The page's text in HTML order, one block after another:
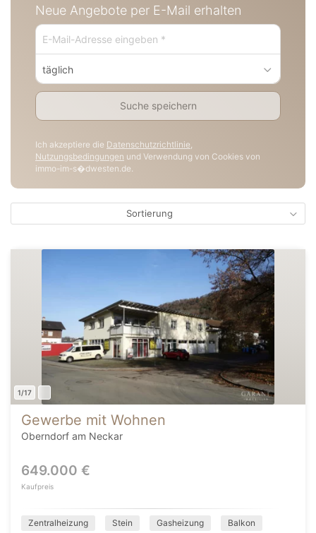
Neue Angebote per E-Mail erhalten
täglich
Suche speichern
Ich akzeptiere die Datenschutzrichtlinie,
Nutzungsbedingungen und Verwendung von Cookies von
immo-im-s�dwesten.de.
Sortierung
1/17
Gewerbe mit Wohnen
Oberndorf am Neckar
649.000 €
Kaufpreis
Zentralheizung Stein Gasheizung Balkon